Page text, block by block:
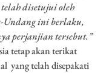
disetujui oleh
Undang ini berlaku,
perjanjian tersebut.”
tetap akan terikat
yang telah disepakati